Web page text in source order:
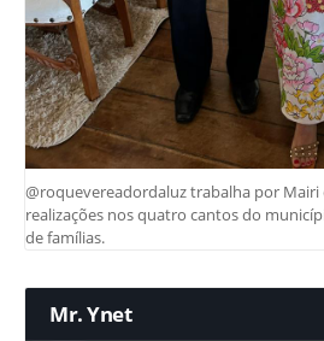
@roquevereadordaluz trabalha por Mairi
realizações nos quatro cantos do
de famílias.
Mr. Ynet